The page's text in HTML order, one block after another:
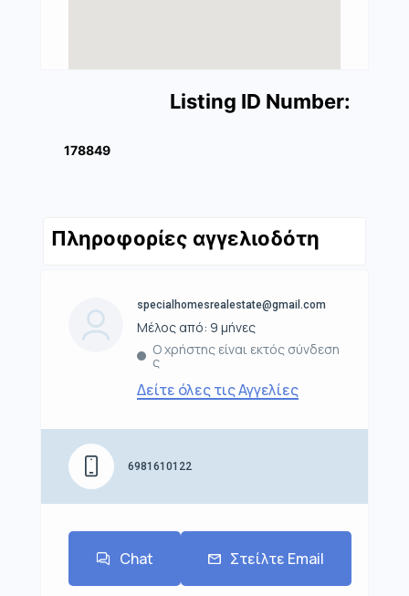
Listing ID Number:
178849
Πληροφορίες αγγελιοδότη
specialhomesrealestate@gmail.com
Μέλος από: 9 μήνες
Ο χρήστης είναι εκτός σύνδεση
ς
Δείτε όλες τις Αγγελίες
6981610122
Chat Στείλτε Email